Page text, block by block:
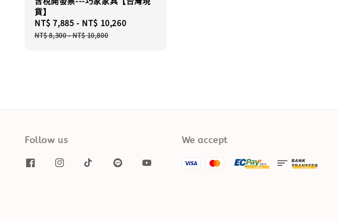
貨】
Sale
price
NT$ 7,885 - NT$ 10,260
NT$ 8,300-NT$ 10,800
Follow us We accept